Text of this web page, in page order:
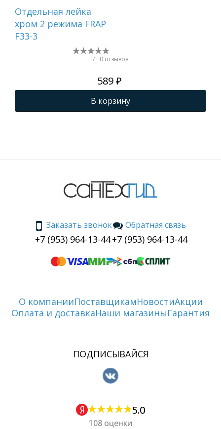
Отдельная лейка
хром 2 режима FRAP
F33-3
/ 0 отзывов
589 ₽
В корзину
Заказать звонок
+7 (953) 964-13-44
Обратная связь
+7 (953) 964-13-44
О компанииПоставщикамНовостиАкции
Оплата и доставкаНаши магазиныГарантия
ПОДПИСЫВАЙСЯ
5.0
108 оценки